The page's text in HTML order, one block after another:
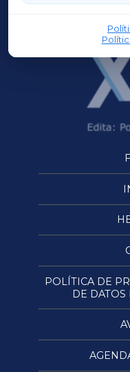
POLÍTICA DE
DE DATOS